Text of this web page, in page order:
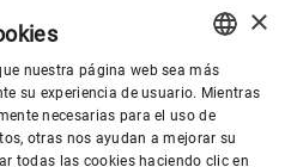
ENGLISH
SPANISH
×
nuestra página web sea más
su experiencia de usuario. Mientras
necesarias para el uso de
otras nos ayudan a mejorar su
todas las cookies haciendo clic en